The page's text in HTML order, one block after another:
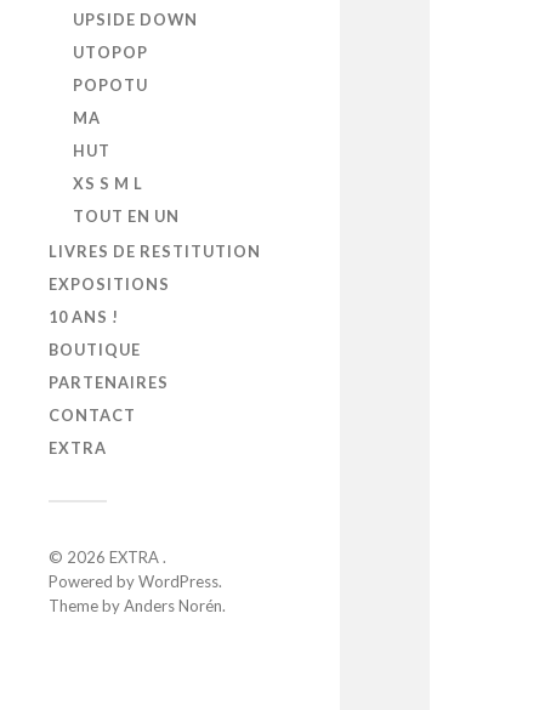
UPSIDE DOWN
UTOPOP
POPOTU
MA
HUT
XS S M L
TOUT EN UN
LIVRES DE RESTITUTION
EXPOSITIONS
10 ANS !
BOUTIQUE
PARTENAIRES
CONTACT
EXTRA
© 2026 EXTRA.
Powered byWordPress.
Theme byAnders Norén.